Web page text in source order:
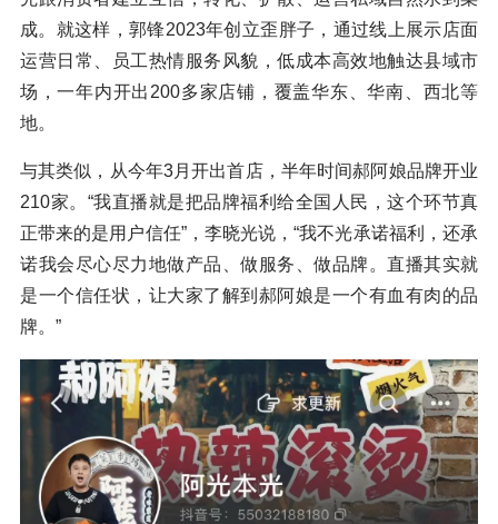
成。就这样，郭锋2023年创立歪胖子，通过线上展示店面
运营日常、员工热情服务风貌，低成本高效地触达县域市
场，一年内开出200多家店铺，覆盖华东、华南、西北等
地。
与其类似，从今年3月开出首店，半年时间郝阿娘品牌开业
210家。“我直播就是把品牌福利给全国人民，这个环节真
正带来的是用户信任”，李晓光说，“我不光承诺福利，还承
诺我会尽心尽力地做产品、做服务、做品牌。直播其实就
是一个信任状，让大家了解到郝阿娘是一个有血有肉的品
牌。”